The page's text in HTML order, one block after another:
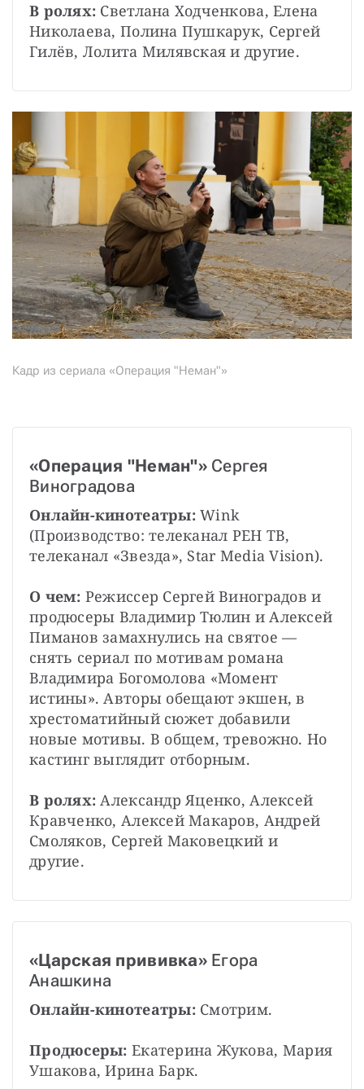
В ролях: Светлана Ходченкова, Елена
Николаева, Полина Пушкарук, Сергей
Гилёв, Лолита Милявская и другие.
Кадр из сериала «Операция "Неман"»
«Операция "Неман"» Сергея
Виноградова
Онлайн-кинотеатры: Wink
(Производство: телеканал РЕН ТВ,
телеканал «Звезда», Star Media Vision).
О чем: Режиссер Сергей Виноградов и
продюсеры Владимир Тюлин и Алексей
Пиманов замахнулись на святое —
снять сериал по мотивам романа
Владимира Богомолова «Момент
истины». Авторы обещают экшен, в
хрестоматийный сюжет добавили
новые мотивы. В общем, тревожно. Но
кастинг выглядит отборным.
В ролях: Александр Яценко, Алексей
Кравченко, Алексей Макаров, Андрей
Смоляков, Сергей Маковецкий и
другие.
«Царская прививка» Егора
Анашкина
Онлайн-кинотеатры: Смотрим.
Продюсеры: Екатерина Жукова, Мария
Ушакова, Ирина Барк.